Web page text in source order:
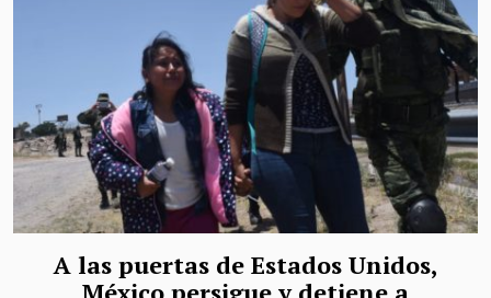
A las puertas de Estados Unidos,
México persigue y detiene a